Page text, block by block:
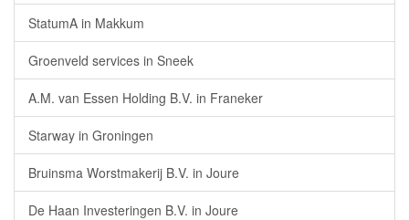
StatumA in Makkum
Groenveld services in Sneek
A.M. van Essen Holding B.V. in Franeker
Starway in Groningen
Bruinsma Worstmakerij B.V. in Joure
De Haan Investeringen B.V. in Joure